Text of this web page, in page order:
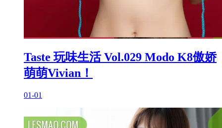
Taste 玩味生活 Vol.029 Modo K8傲娇
萌萌Vivian！
01-01